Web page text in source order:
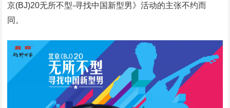
京(BJ)20无所不型-寻找中国新型男》活动的主张不约而
同。